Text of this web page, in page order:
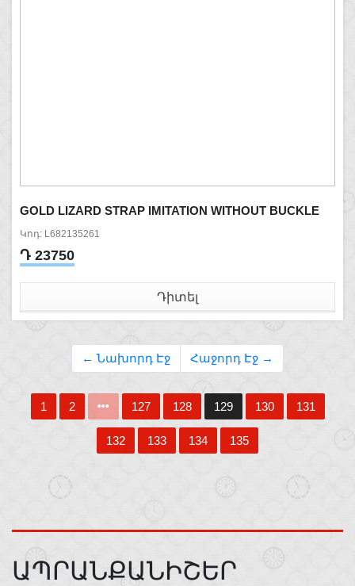
GOLD LIZARD STRAP IMITATION WITHOUT BUCKLE
Կոդ: L682135261
Դ 23750
Դիտել
← Նախորդ Էջ Հաջորդ Էջ →
1 2 127 128 129 130 131
132 133 134 135
ԱՊՐԱՆՔԱՆԻՇԵՐ